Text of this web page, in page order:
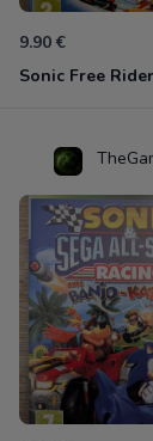
9.90 €
Sonic Free